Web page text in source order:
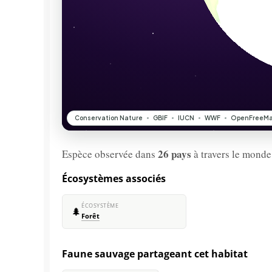
Espèce observée dans 26 pays à travers le
Écosystèmes associés
🌲 ÉCOSYSTÈME
Forêt
Faune sauvage partageant cet habitat